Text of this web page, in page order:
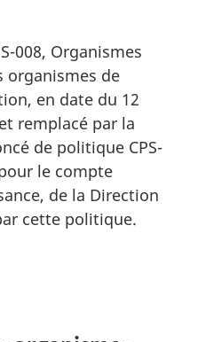
008, Organismes
organismes de
en date du 12
remplacé par la
de politique CPS-
le compte
de la Direction
cette politique.